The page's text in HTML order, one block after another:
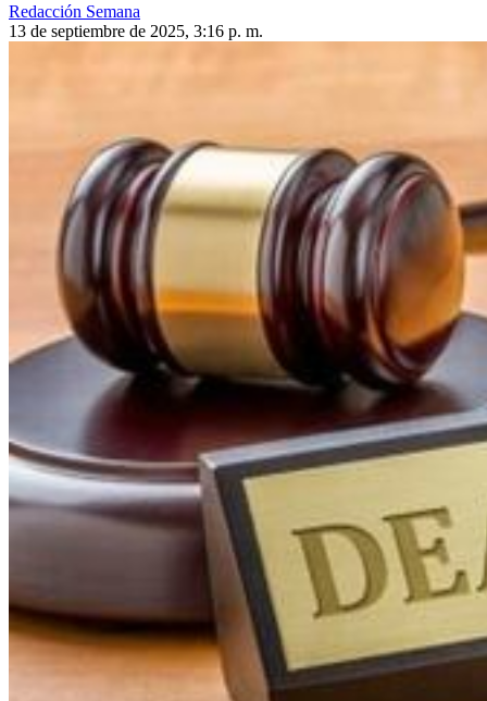
Redacción Semana
13 de septiembre de 2025, 3:16 p. m.